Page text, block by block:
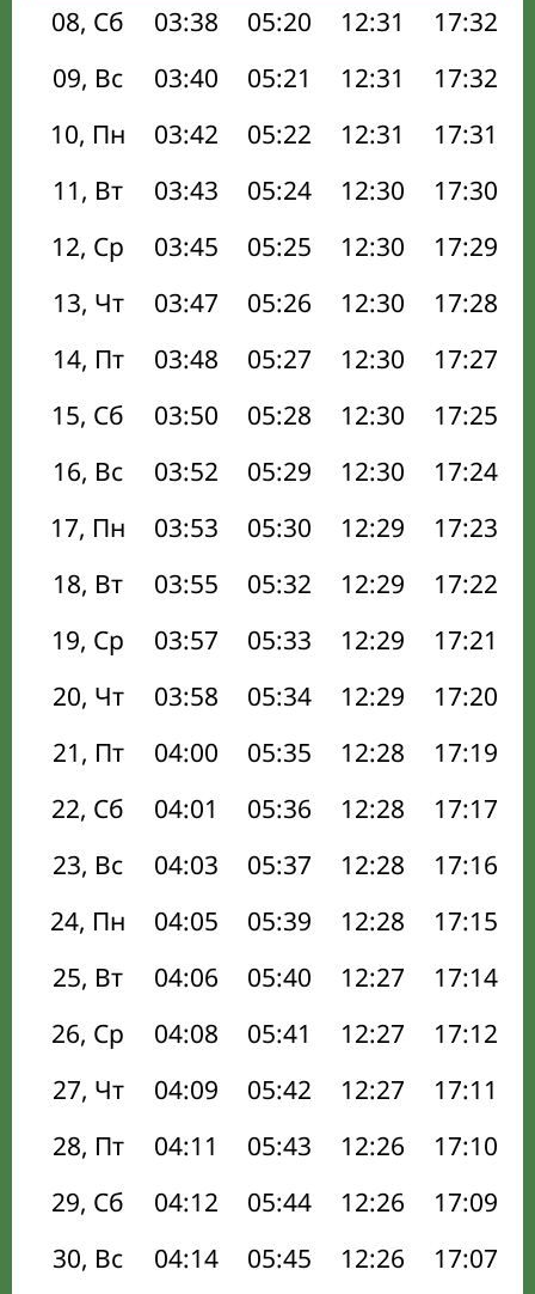
08, Сб
03:38 05:20 12:31 17:32
09, Вс
03:40 05:21 12:31 17:32
10, Пн
03:42 05:22 12:31 17:31
11, Вт
03:43 05:24 12:30 17:30
12, Ср
03:45 05:25 12:30 17:29
13, Чт
03:47 05:26 12:30 17:28
14, Пт
03:48 05:27 12:30 17:27
15, Сб
03:50 05:28 12:30 17:25
16, Вс
03:52 05:29 12:30 17:24
17, Пн
03:53 05:30 12:29 17:23
18, Вт
03:55 05:32 12:29 17:22
19, Ср
03:57 05:33 12:29 17:21
20, Чт
03:58 05:34 12:29 17:20
21, Пт
04:00 05:35 12:28 17:19
22, Сб
04:01 05:36 12:28 17:17
23, Вс
04:03 05:37 12:28 17:16
24, Пн
04:05 05:39 12:28 17:15
25, Вт
04:06 05:40 12:27 17:14
26, Ср
04:08 05:41 12:27 17:12
27, Чт
04:09 05:42 12:27 17:11
28, Пт
04:11 05:43 12:26 17:10
29, Сб
04:12 05:44 12:26 17:09
30, Вс
04:14 05:45 12:26 17:07